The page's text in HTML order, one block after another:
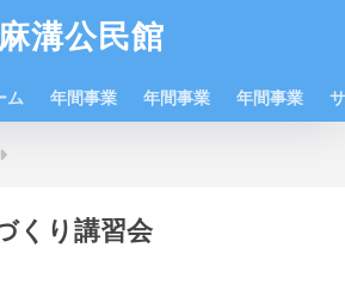
麻溝公民館
ム 年間事業 年間事業 年間事業
くり講習会